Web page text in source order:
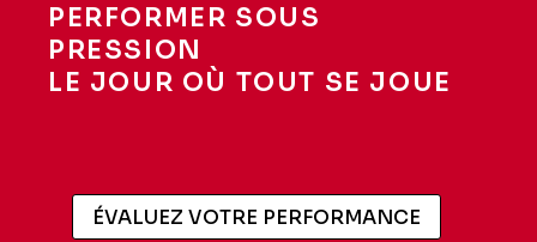
PERFORMER SOUS
PRESSION
LE JOUR OÙ TOUT SE JOUE
ÉVALUEZ VOTRE PERFORMANCE